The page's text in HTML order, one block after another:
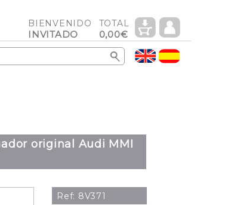
TOTAL
0,00€
BIENVENIDO
INVITADO
original Audi MMI
Ref: 8V371